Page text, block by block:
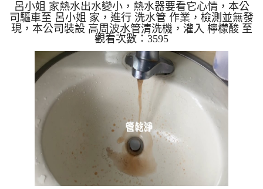
管
呂小姐 家熱水出水變小，熱水器要看它心情，本公
司驅車至 呂小姐 家，進行 洗水管 作業，檢測並無發
現，本公司裝設 高周波水管清洗機，灌入 檸檬酸 至
水管，等了約15分，開啟 水管清洗機 ，啟動 螺旋
波 模式，一洗水管就流出髒水，就像是中藥湯，二
個多小時後，熱水出水量恢復熱水器也正常了。 如
是自來水，如水管老化，會產生鐵鏽跟泥沙堆積，洗
出來的水就會是咖啡色，地下水含有氧化錳，管壁上
會結成黑色管垢，洗出來的水會跟石油一樣黑，有些
洗出綠色的水，是因為裡面有銅的物質，生鏽產生銅
綠，如是藍色的水，是...
觀看次數：3595